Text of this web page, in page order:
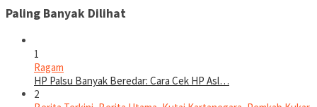
Paling Banyak Dilihat
1
Ragam
HP Palsu Banyak Beredar: Cara Cek HP Asl…
2